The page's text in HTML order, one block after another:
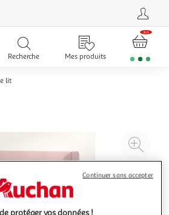
Recherche Mes produits
lit
à
protéger vos données !
Continuer sans accepter